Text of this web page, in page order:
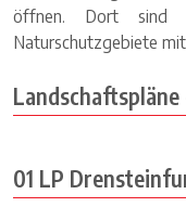
öffnen. Dort sind
Naturschutzgebiete
01 LP